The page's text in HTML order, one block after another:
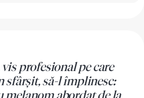
profesional pe care
sfârșit, să-l împlinesc: